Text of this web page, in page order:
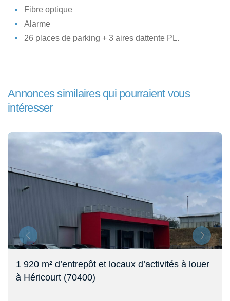
Fibre optique
Alarme
26 places de parking + 3 aires dattente PL.
Annonces similaires qui pourraient vous
intéresser
m² d’entrepôt et locaux d’activités à louer
(70400)